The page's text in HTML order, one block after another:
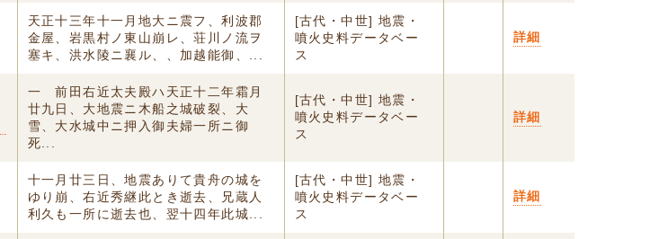
天正十三年十一月地大ニ震フ、利波郡
金屋、岩黒村ノ東山崩レ、荘川ノ流ヲ
塞キ、洪水陵ニ襄ル、、加越能御、...
[古代・中世] 地震・
噴火史料データベー
ス
詳細
一 前田右近太夫殿ハ天正十二年霜月
廿九日、大地震ニ木船之城破裂、大
雪、大水城中ニ押入御夫婦一所ニ御
死...
[古代・中世] 地震・
噴火史料データベー
ス
詳細
十一月廿三日、地震ありて貴舟の城を
ゆり崩、右近秀継此とき逝去、兄蔵人
利久も一所に逝去也、翌十四年此城...
[古代・中世] 地震・
噴火史料データベー
ス
詳細